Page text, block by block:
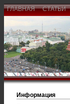
ГЛАВНАЯ СТАТЬИ
Информация